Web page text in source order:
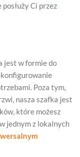
posłuży Ci przez
jest w formie do
Poza tym,
nasza szafka jest
które możesz
jednym z lokalnych